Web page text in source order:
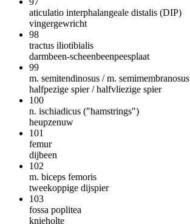
aticulatio interphalangeale distalis (DIP)
vingergewricht
98
tractus iliotibialis
darmbeen-scheenbeenpeesplaat
99
m. semitendinosus / m. semimembranosus
halfpezige spier / halfvliezige spier
100
n. ischiadicus ("hamstrings")
heupzenuw
101
femur
dijbeen
102
m. biceps femoris
tweekoppige dijspier
103
fossa poplitea
knieholte